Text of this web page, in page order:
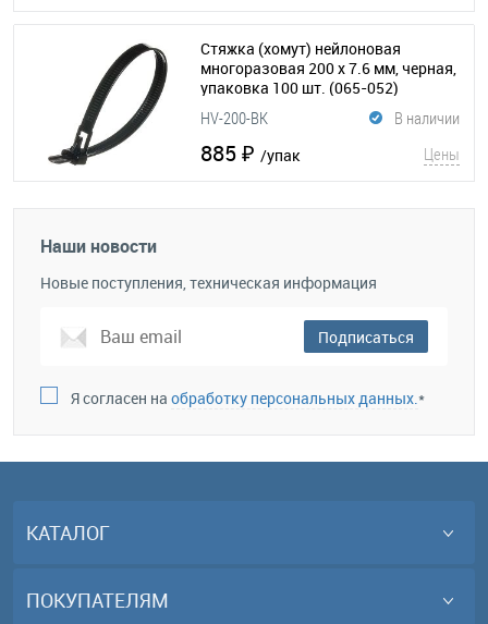
Стяжка (хомут) нейлоновая
многоразовая 200 x 7.6 мм, черная,
упаковка 100 шт. (065-052)
В наличии
HV-200-BK
885 ₽ /упак Цены
Наши новости
Новые поступления, техническая информация
Подписаться
Я согласен на обработку персональных данных.*
КАТАЛОГ
ПОКУПАТЕЛЯМ